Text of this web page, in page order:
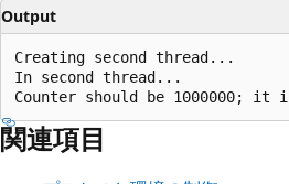
Output
Creating second thread...
In second thread...
関連項目